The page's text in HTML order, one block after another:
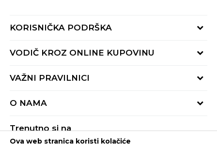
KORISNIČKA PODRŠKA
Provjeri status porudžbine
Radno vrijeme 9-16h
VODIČ KROZ ONLINE KUPOVINU
Načini isporuke
Reklamacije
VAŽNI PRAVILNICI
Pravila Sport&Bonus programa
O NAMA
Trenutno si na
Ova web stranica koristi kolačiće